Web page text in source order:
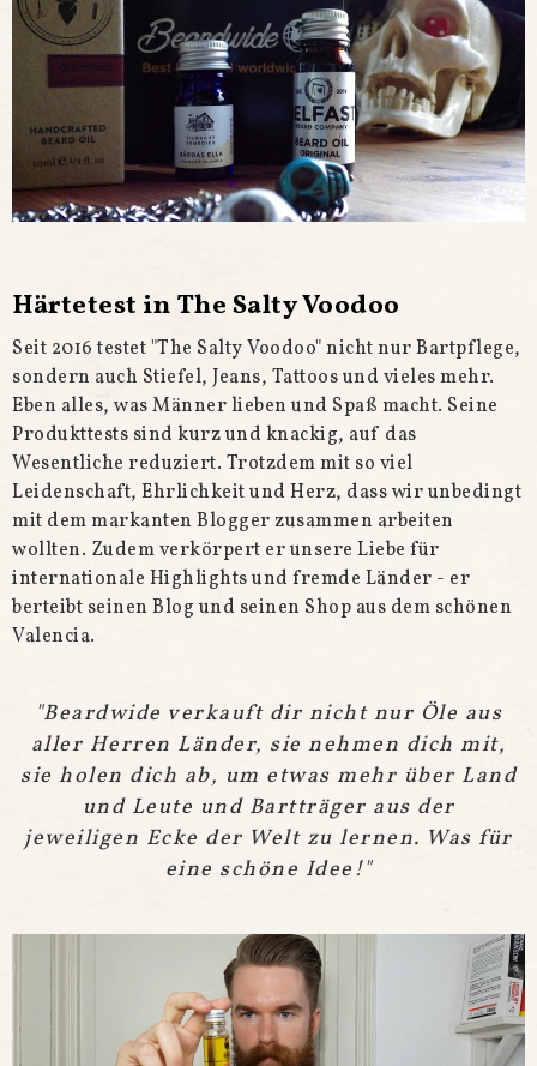
Härtetest in The Salty Voodoo
Seit 2016 testet "The Salty Voodoo" nicht nur Bartpflege,
sondern auch Stiefel, Jeans, Tattoos und vieles mehr.
Eben alles, was Männer lieben und Spaß macht. Seine
Produkttests sind kurz und knackig, auf das
Wesentliche reduziert. Trotzdem mit so viel
Leidenschaft, Ehrlichkeit und Herz, dass wir unbedingt
mit dem markanten Blogger zusammen arbeiten
wollten. Zudem verkörpert er unsere Liebe für
internationale Highlights und fremde Länder - er
berteibt seinen Blog und seinen Shop aus dem schönen
Valencia.
"Beardwide verkauft dir nicht nur Öle aus
aller Herren Länder, sie nehmen dich mit,
sie holen dich ab, um etwas mehr über Land
und Leute und Bartträger aus der
jeweiligen Ecke der Welt zu lernen. Was für
eine schöne Idee!"